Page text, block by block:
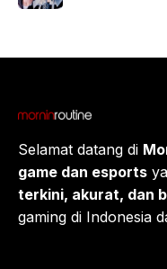
Selamat datang di
game dan esports
terkini, akurat, dan
gaming di Indonesia